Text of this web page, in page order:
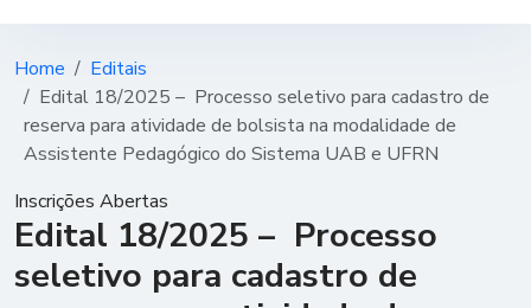
Home
Editais
Edital 18/2025 – Processo seletivo para cadastro de
reserva para atividade de bolsista na modalidade de
Assistente Pedagógico do Sistema UAB e UFRN
Inscrições Abertas
Edital 18/2025 – Processo
seletivo para cadastro de